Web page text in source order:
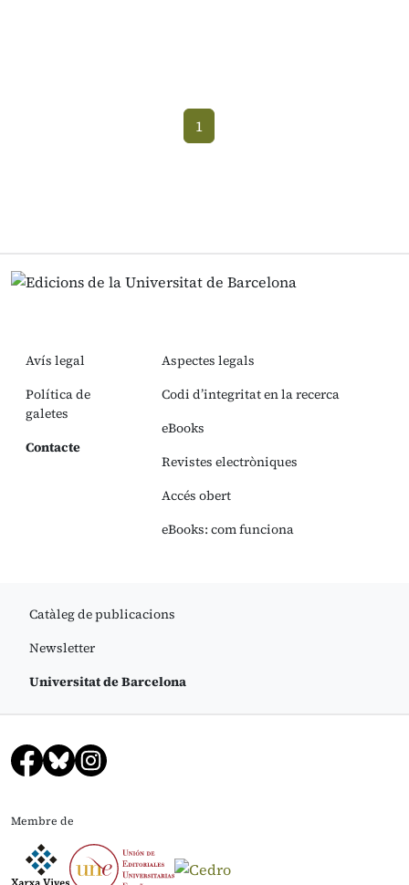
1
Avís legal
Política de
galetes
Contacte
Aspectes legals
Codi d’integritat en la recerca
eBooks
Revistes electròniques
Accés obert
eBooks: com funciona
Catàleg de publicacions
Newsletter
Universitat de Barcelona
Membre de